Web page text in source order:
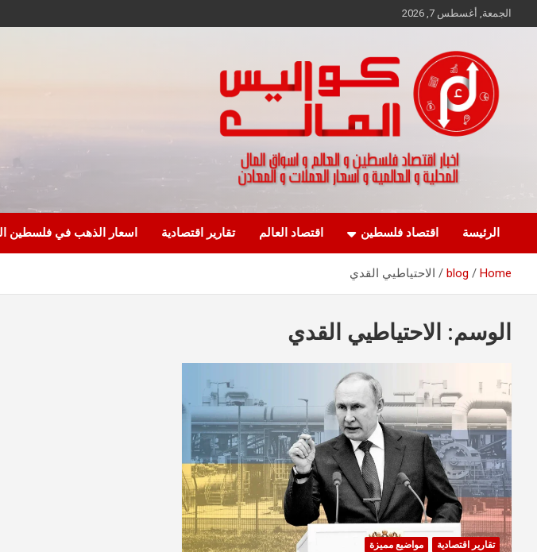
to
الجمعة, أغسطس 7, 2026
كواليس المال
الرئيسة اقتصاد فلسطين اقتصاد العالم تقارير اقتصادية اسعار الذهب في فلسطين
Home
blog الاحتياطيي القدي
الوسم: الاحتياطيي القدي
تقارير اقتصادية مواضيع مميزة